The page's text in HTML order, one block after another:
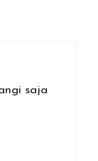
saja